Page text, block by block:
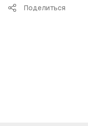
Поделиться